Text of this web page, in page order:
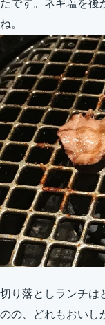
たです。ネギ塩を後
ね。
切り落としランチは
のの、どれもおいし